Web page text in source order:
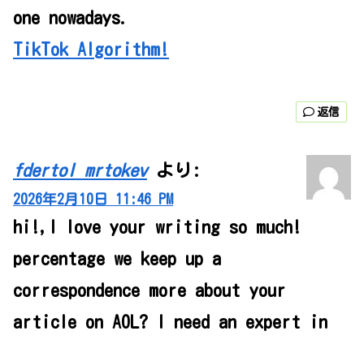
one nowadays.
TikTok Algorithm!
返信
fdertol mrtokev より:
2026年2月10日 11:46 PM
hi!,I love your writing so much!
percentage we keep up a
correspondence more about your
article on AOL? I need an expert in